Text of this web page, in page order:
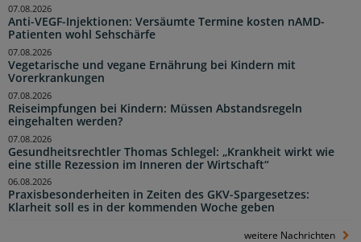
Anti-VEGF-Injektionen: Versäumte Termine kosten nAMD-
Patienten wohl Sehschärfe
07.08.2026
Vegetarische und vegane Ernährung bei Kindern mit
Vorerkrankungen
07.08.2026
Reiseimpfungen bei Kindern: Müssen Abstandsregeln
eingehalten werden?
07.08.2026
Gesundheitsrechtler Thomas Schlegel: „Krankheit wirkt wie
eine stille Rezession im Inneren der Wirtschaft“
07.08.2026
Praxisbesonderheiten in Zeiten des GKV-Spargesetzes:
Klarheit soll es in der kommenden Woche geben
06.08.2026
weitere Nachrichten